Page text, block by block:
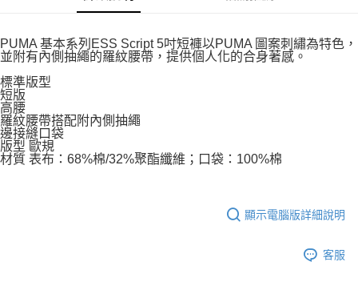
PUMA 基本系列ESS Script 5吋短褲以PUMA 圖案刺繡為特色，
並附有內側抽繩的羅紋腰帶，提供個人化的合身著感。
標準版型
短版
高腰
羅紋腰帶搭配附內側抽繩
邊接縫口袋
版型 歐規
材質 表布：68%棉/32%聚酯纖維；口袋：100%棉
顯示電腦版詳細說明
客服